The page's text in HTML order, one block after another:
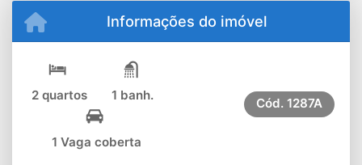
Informações do imóvel
2 quartos 1 banh.
1 Vaga coberta
Cód. 1287A